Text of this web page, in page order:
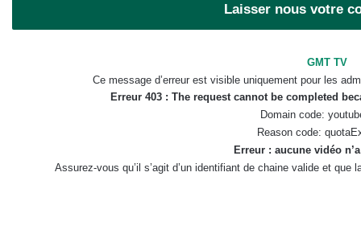
Laisser nous votre
GMT TV
Ce message d’erreur est visible uniquement pour les
Erreur 403 : The request cannot be completed
Domain code:
Reason code:
Erreur : aucune vidéo
Assurez-vous qu’il s’agit d’un identifiant de chaine valide et